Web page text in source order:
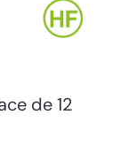
de 12